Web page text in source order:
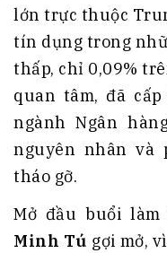
lớn trực thuộc
tín dụng trong
thấp, chỉ 0,09%
quan tâm, đã
ngành Ngân
nguyên nhân và
tháo gỡ.
Mở đầu buổi làm
Minh Tú gợi mở,